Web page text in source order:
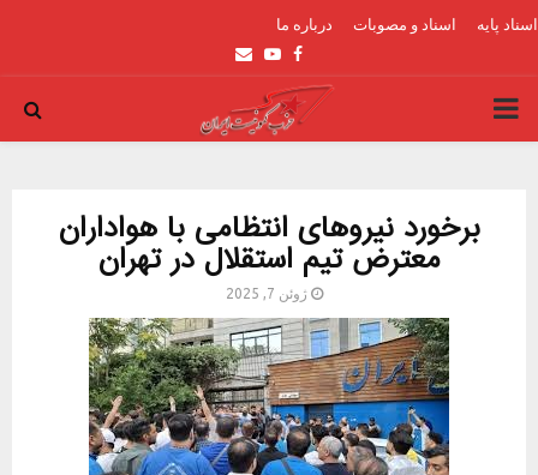
اسناد پایه اسناد و مصوبات درباره ما
Facebook
Youtube
Email
PRIMARY
برخورد نیروهای انتظامی با هواداران
معترض تیم استقلال در تهران
ژوئن 7, 2025